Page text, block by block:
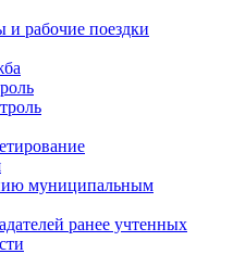
рабочие поездки
муниципальным
ранее учтенных